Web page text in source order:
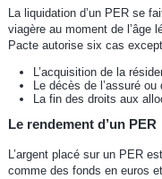
La liquidation d’un PER se
viagère au moment de l’âge
Pacte autorise six cas
L’acquisition de la
Le décès de l’assuré ou
La fin des droits aux
Le rendement d’un PER
L’argent placé sur un PER
comme des fonds en euros